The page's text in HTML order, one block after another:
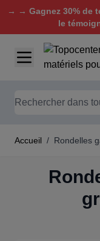
→ → Gagnez 30% de
le
Aller au contenu
Chercher
Accueil / Rondelles